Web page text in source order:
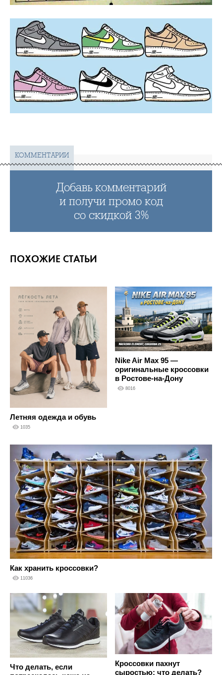
КОММЕНТАРИИ
Добавь комментарий
и получи промо код
со скидкой 3%
ПОХОЖИЕ СТАТЬИ
Летняя одежда и обувь
1035
Nike Air Max 95 —
оригинальные кроссовки
в Ростове-на-Дону
8016
Как хранить кроссовки?
11036
Что делать, если
Кроссовки пахнут
сыростью: что делать?